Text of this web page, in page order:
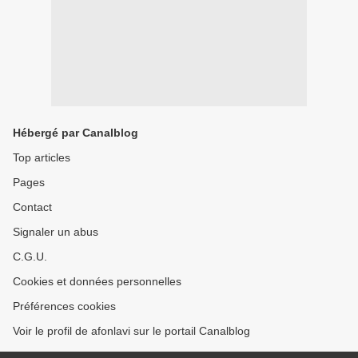
Hébergé par Canalblog
Top articles
Pages
Contact
Signaler un abus
C.G.U.
Cookies et données personnelles
Préférences cookies
Voir le profil de afonlavi sur le portail Canalblog